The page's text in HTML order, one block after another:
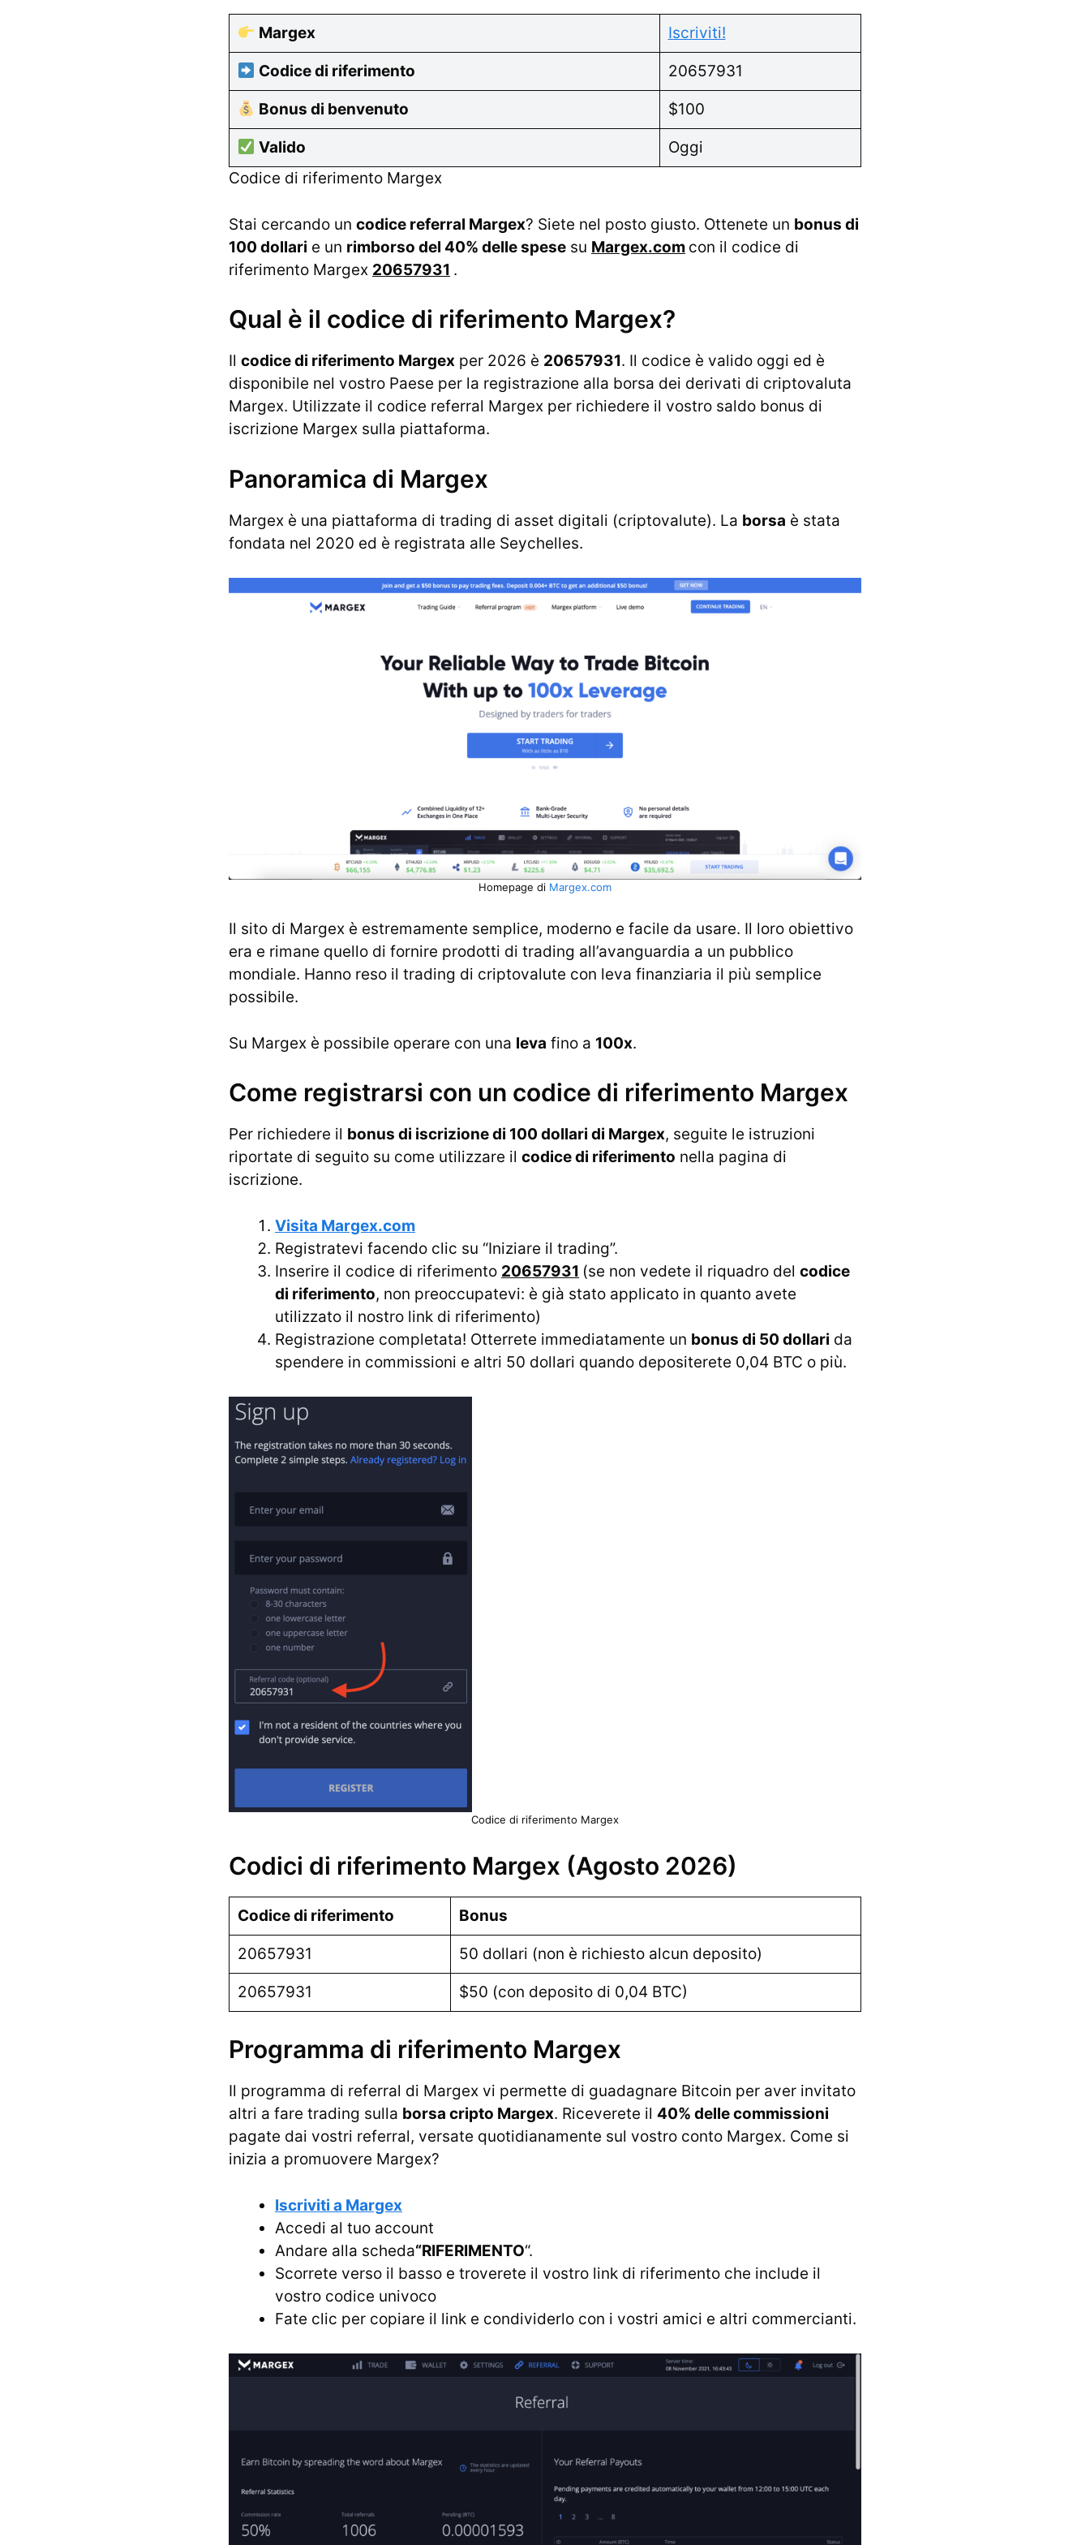
Margex Iscriviti!
Codice di riferimento 20657931
Bonus di benvenuto $100
Valido
Oggi
Codice di riferimento Margex
Stai cercando un codice referral Margex? Siete nel posto giusto. Ottenete un bonus di
100 dollari e un rimborso del 40% delle spese su Margex.com con il codice di
riferimento Margex 20657931 .
Qual è il codice di riferimento Margex?
Il codice di riferimento Margex per 2026 è 20657931. Il codice è valido oggi ed è
disponibile nel vostro Paese per la registrazione alla borsa dei derivati di criptovaluta
Margex. Utilizzate il codice referral Margex per richiedere il vostro saldo bonus di
iscrizione Margex sulla piattaforma.
Panoramica di Margex
Margex è una piattaforma di trading di asset digitali (criptovalute). La borsa è stata
fondata nel 2020 ed è registrata alle Seychelles.
Homepage di Margex.com
Il sito di Margex è estremamente semplice, moderno e facile da usare. Il loro obiettivo
era e rimane quello di fornire prodotti di trading all’avanguardia a un pubblico
mondiale. Hanno reso il trading di criptovalute con leva finanziaria il più semplice
possibile.
Su Margex è possibile operare con una leva fino a 100x.
Come registrarsi con un codice di riferimento Margex
Per richiedere il bonus di iscrizione di 100 dollari di Margex, seguite le istruzioni
riportate di seguito su come utilizzare il codice di riferimento nella pagina di
iscrizione.
Visita Margex.com
Registratevi facendo clic su “Iniziare il trading”.
Inserire il codice di riferimento 20657931 (se non vedete il riquadro del codice
di riferimento, non preoccupatevi: è già stato applicato in quanto avete
utilizzato il nostro link di riferimento)
Registrazione completata! Otterrete immediatamente un bonus di 50 dollari da
spendere in commissioni e altri 50 dollari quando depositerete 0,04 BTC o più.
Codice di riferimento Margex
Codici di riferimento Margex (Agosto 2026)
Codice di riferimento Bonus
20657931 50 dollari (non è richiesto alcun deposito)
20657931 $50 (con deposito di 0,04 BTC)
Programma di riferimento Margex
Il programma di referral di Margex vi permette di guadagnare Bitcoin per aver invitato
altri a fare trading sulla borsa cripto Margex. Riceverete il 40% delle commissioni
pagate dai vostri referral, versate quotidianamente sul vostro conto Margex. Come si
inizia a promuovere Margex?
Iscriviti a Margex
Accedi al tuo account
Andare alla scheda“RIFERIMENTO“.
Scorrete verso il basso e troverete il vostro link di riferimento che include il
vostro codice univoco
Fate clic per copiare il link e condividerlo con i vostri amici e altri commercianti.